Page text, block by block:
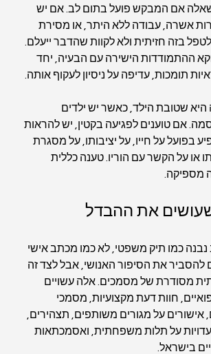
אם המבקש פועל בתום לב. אם יש
אשרה, עבודה ללא היתר, או מסירת
בזה חזיתית ולא לקוות שהדבר ייעלם.
ההתמודדות הישירה עם הבעיה, יחד
תומכות, עדיפה על ניסיון לעקוף אותה.
היא שטובת הילד, כאשר יש ילדים
אם טוענים לפגיעה בקטין, יש להראות
בפועל על חייו, על יציבותו, על מסגרת
או על הקשר עם הוריו. טענה כללית
מספיקה.
את ההבדל
נבנה כמו תיק משפטי, לא כמו מכתב אישי
להסביר את הסיפור האנושי, אבל לצד זה
מסודרת של מסמכים. אלה עשויים
חוות דעת מקצועיות, מסמכי
אישורים על מגורים משותפים, תצהירים,
על תלות משפחתית, ואסמכתאות
בישראל.